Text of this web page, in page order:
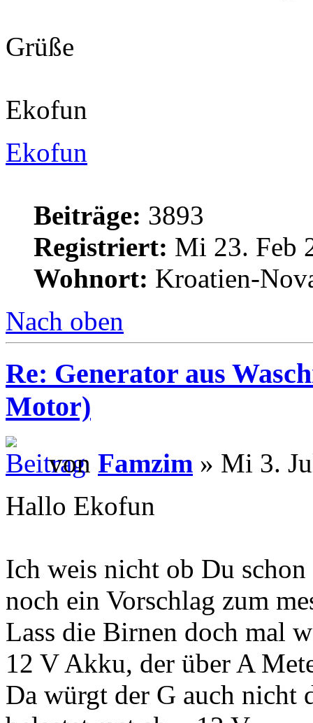
Grüße
Ekofun
Ekofun
Beiträge: 3893
Registriert: Mi 23. Feb
Wohnort: Kroatien-
Nach oben
Re: Generator aus
Motor)
von Famzim » Mi 3.
Hallo Ekofun
Ich weis nicht ob Du
noch ein Vorschlag zum
Lass die Birnen doch mal
12 V Akku, der über A
Da würgt der G auch nicht